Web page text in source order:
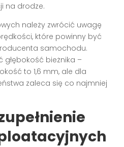
na drodze.
należy zwrócić uwagę
które powinny być
samochodu.
głębokość bieżnika –
to 1,6 mm, ale dla
zaleca się co najmniej